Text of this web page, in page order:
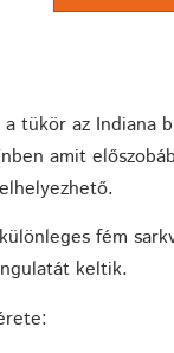
a tükör az Indiana
amit
fém
keltik.